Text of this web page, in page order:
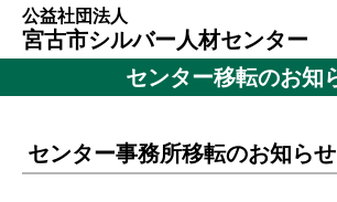
公益社団法人
宮古市シルバー人材センター
センター移転のお知
センター事務所移転のお知らせ